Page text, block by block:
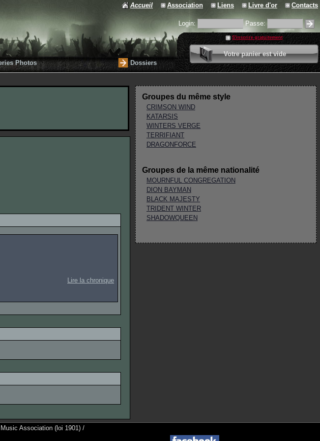
Accueil Association Liens Livre d'or Contacts
Login: Passe:
S'inscrire gratuitement
Votre panier est vide
0 article
Valider votre panier
Photos Dossiers
Groupes du même style
CRIMSON WIND
KATARSIS
WINTERS VERGE
TERRIFIANT
DRAGONFORCE
Groupes de la même nationalité
MOURNFUL CONGREGATION
DION BAYMAN
BLACK MAJESTY
TRIDENT WINTER
SHADOWQUEEN
Lire la chronique
Association (loi 1901) /